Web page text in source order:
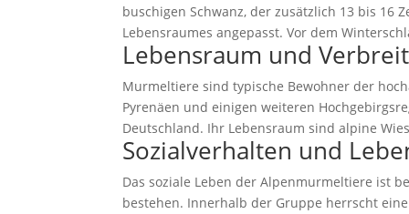
buschigen Schwanz, der zusätzlich 13 bis
Lebensraumes angepasst. Vor dem
Lebensraum und
Murmeltiere sind typische Bewohner der
Pyrenäen und einigen weiteren
Deutschland. Ihr Lebensraum sind alpine
Sozialverhalten und
Das soziale Leben der Alpenmurmeltiere ist
bestehen. Innerhalb der Gruppe herrscht